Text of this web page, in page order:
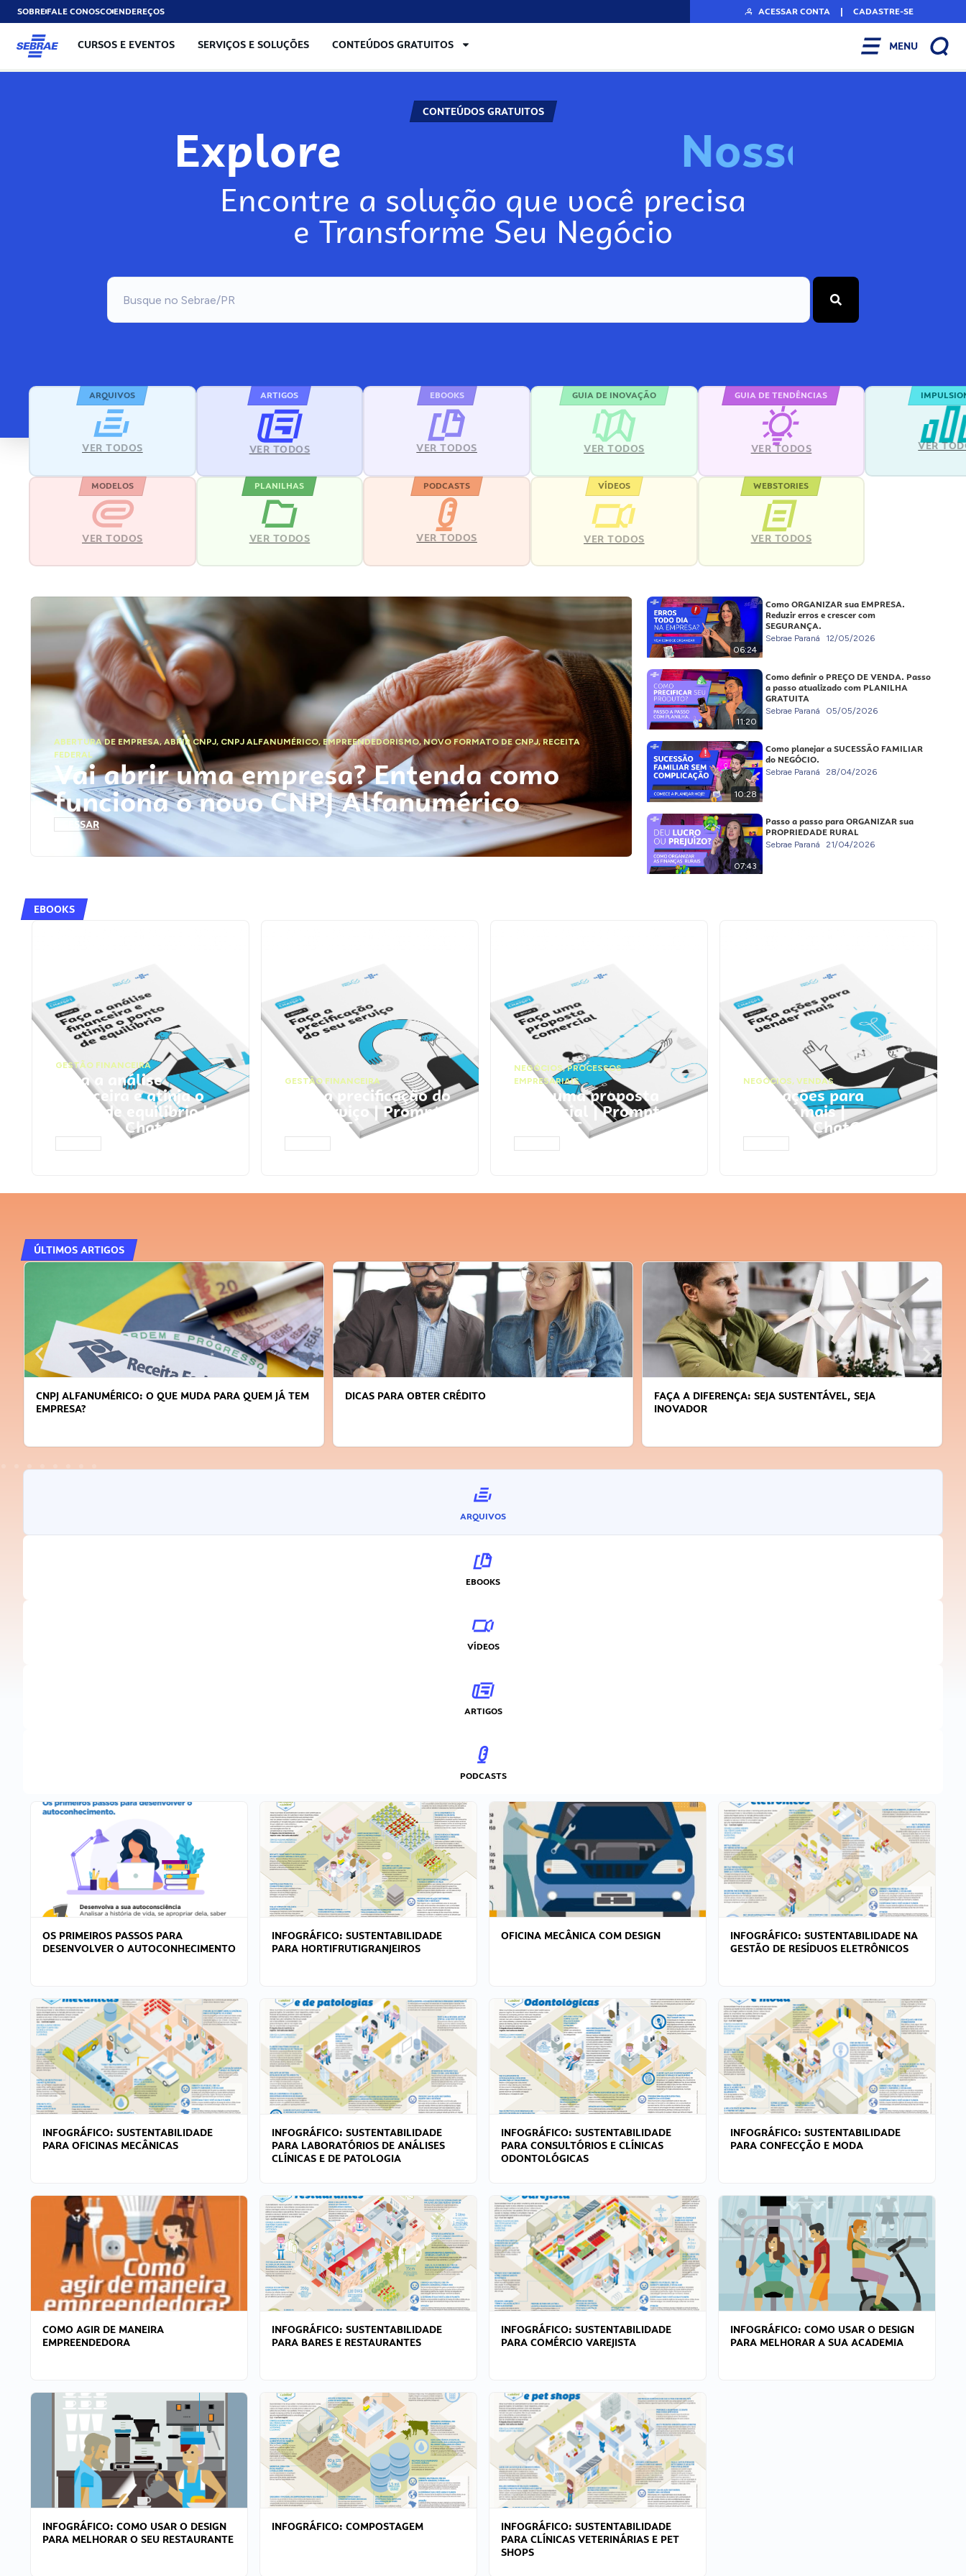
SOBREFALE CONOSCOENDEREÇOS ACESSAR CONTA | CADASTRE-SE
CURSOS E EVENTOS SERVIÇOS E SOLUÇÕES CONTEÚDOS GRATUITOS MENU
CONTEÚDOS GRATUITOS
Explore Nos
Encontre a solução que você precisa
e Transforme Seu Negócio
ARQUIVOS
VER TODOS
ARTIGOS
VER TODOS
EBOOKS
VER TODOS
GUIA DE INOVAÇÃO
VER TODOS
GUIA DE TENDÊNCIAS
VER TODOS VER
MODELOS
VER TODOS
PLANILHAS
VER TODOS
PODCASTS
VER TODOS
VÍDEOS
VER TODOS
WEBSTORIES
VER TODOS
ABERTURA DE EMPRESA,ABRIR CNPJ, CNPJ ALFANUMÉRICO, EMPREENDEDORISMO,NOVO FORMATO DE CNPJ,RECEITA
FEDERAL
Vai abrir uma empresa? Entenda como
funciona o novo CNPJ Alfanumérico
ACESSAR
06:24
Como ORGANIZAR sua EMPRESA.
Reduzir erros e crescer com
SEGURANÇA.
Sebrae Paraná 12/05/2026
11:20
Como definir o PREÇO DE VENDA. Passo
a passo atualizado com PLANILHA
GRATUITA
Sebrae Paraná 05/05/2026
10:28
Como planejar a SUCESSÃO FAMILIAR
do NEGÓCIO.
Sebrae Paraná 28/04/2026
07:43
Passo a passo para ORGANIZAR sua
PROPRIEDADE RURAL
Sebrae Paraná 21/04/2026
EBOOKS
GESTÃO FINANCEIRA
Faça a análise
financeira e atinja o
ponto de equilíbrio |
Prompts ChatGPT
GESTÃO FINANCEIRA
Faça a precificação do
seu serviço | Prompts
ChatGPT
NEGÓCIOS,PROCESSOS
EMPRESARIAIS
Faça uma proposta
comercial | Prompts
ChatGPT
NEGÓCIOS, VENDAS
Faça ações para
vender mais |
Prompts ChatGPT
ÚLTIMOS ARTIGOS
CNPJ ALFANUMÉRICO: O QUE MUDA PARA QUEM JÁ TEM
EMPRESA?
DICAS PARA OBTER CRÉDITO
FAÇA A DIFERENÇA: SEJA SUSTENTÁVEL, SEJA
INOVADOR
ARQUIVOS
EBOOKS
VÍDEOS
ARTIGOS
PODCASTS
OS PRIMEIROS PASSOS PARA
DESENVOLVER O AUTOCONHECIMENTO
INFOGRÁFICO: SUSTENTABILIDADE
PARA HORTIFRUTIGRANJEIROS
OFICINA MECÂNICA COM DESIGN
INFOGRÁFICO: SUSTENTABILIDADE NA
GESTÃO DE RESÍDUOS ELETRÔNICOS
INFOGRÁFICO: SUSTENTABILIDADE
PARA OFICINAS MECÂNICAS
INFOGRÁFICO: SUSTENTABILIDADE
PARA LABORATÓRIOS DE ANÁLISES
CLÍNICAS E DE PATOLOGIA
INFOGRÁFICO: SUSTENTABILIDADE
PARA CONSULTÓRIOS E CLÍNICAS
ODONTOLÓGICAS
INFOGRÁFICO: SUSTENTABILIDADE
PARA CONFECÇÃO E MODA
COMO AGIR DE MANEIRA
EMPREENDEDORA
INFOGRÁFICO: SUSTENTABILIDADE
PARA BARES E RESTAURANTES
INFOGRÁFICO: SUSTENTABILIDADE
PARA COMÉRCIO VAREJISTA
INFOGRÁFICO: COMO USAR O DESIGN
PARA MELHORAR A SUA ACADEMIA
INFOGRÁFICO: COMO USAR O DESIGN
PARA MELHORAR O SEU RESTAURANTE
INFOGRÁFICO: COMPOSTAGEM
INFOGRÁFICO: SUSTENTABILIDADE
PARA CLÍNICAS VETERINÁRIAS E PET
SHOPS